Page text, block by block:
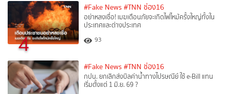
4
#Fake News #TNN ช่อง16
อย่าหลงเชื่อ! เมฆเตือนภัยจะเกิดไฟไหม้ครั้งใหญ่ทั้งใน
ประเทศและต่างประเทศ
93
#Fake News #TNN ช่อง16
กปน. ยกเลิกส่งบิลค่าน้ำทางไปรษณีย์ ใช้ e-Bill แทน
เริ่มตั้งแต่ 1 มิ.ย. 69 ?